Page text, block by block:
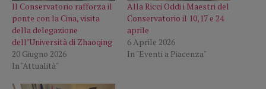
Il Conservatorio rafforza il
ponte con la Cina, visita
della delegazione
dell’Università di Zhaoqing
20 Giugno 2026
In "Attualità"
Alla Ricci Oddi i Maestri del
Conservatorio il 10,17 e 24
aprile
6 Aprile 2026
In "Eventi a Piacenza"